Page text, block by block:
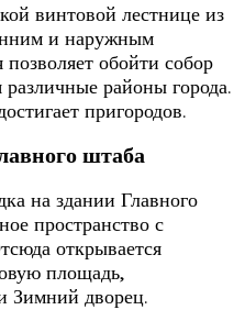
винтовой лестнице из
и наружным
обойти собор
районы города.
пригородов.
штаба
на здании Главного
пространство с
открывается
площадь,
Зимний дворец.